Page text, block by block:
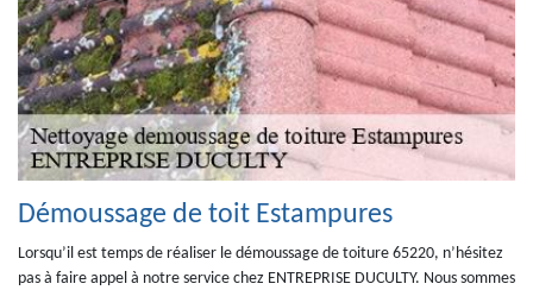
Démoussage de toit Estampures
Lorsqu’il est temps de réaliser le démoussage de toiture 65220, n’hésitez
pas à faire appel à notre service chez ENTREPRISE DUCULTY. Nous sommes